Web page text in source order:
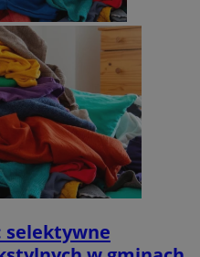
selektywne